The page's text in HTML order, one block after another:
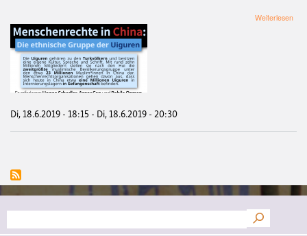
Weiterlesen
Di, 18.6.2019 - 18:15 - Di, 18.6.2019 - 20:30
Suche